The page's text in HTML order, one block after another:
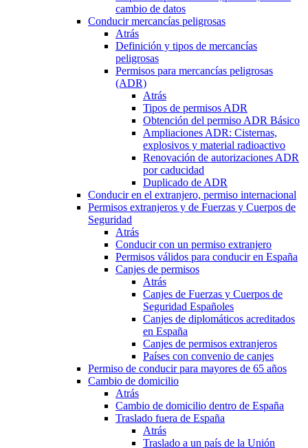
cambio de datos
Conducir mercancías peligrosas
Atrás
Definición y tipos de mercancías
peligrosas
Permisos para mercancías peligrosas
(ADR)
Atrás
Tipos de permisos ADR
Obtención del permiso ADR Básico
Ampliaciones ADR: Cisternas,
explosivos y material radioactivo
Renovación de autorizaciones ADR
por caducidad
Duplicado de ADR
Conducir en el extranjero, permiso internacional
Permisos extranjeros y de Fuerzas y Cuerpos de
Seguridad
Atrás
Conducir con un permiso extranjero
Permisos válidos para conducir en España
Canjes de permisos
Atrás
Canjes de Fuerzas y Cuerpos de
Seguridad Españoles
Canjes de diplomáticos acreditados
en España
Canjes de permisos extranjeros
Países con convenio de canjes
Permiso de conducir para mayores de 65 años
Cambio de domicilio
Atrás
Cambio de domicilio dentro de España
Traslado fuera de España
Atrás
Traslado a un país de la Unión